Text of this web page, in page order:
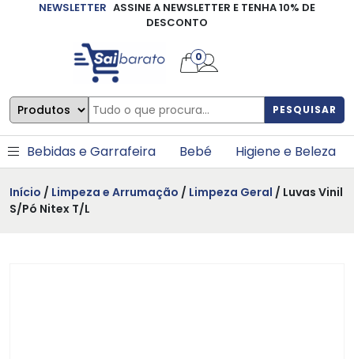
NEWSLETTER ASSINE A NEWSLETTER E TENHA 10% DE
DESCONTO
PESQUISAR
0
Bebidas e Garrafeira Bebé Higiene e Beleza
Início / Limpeza e Arrumação / Limpeza Geral / Luvas Vinil
S/Pó Nitex T/L